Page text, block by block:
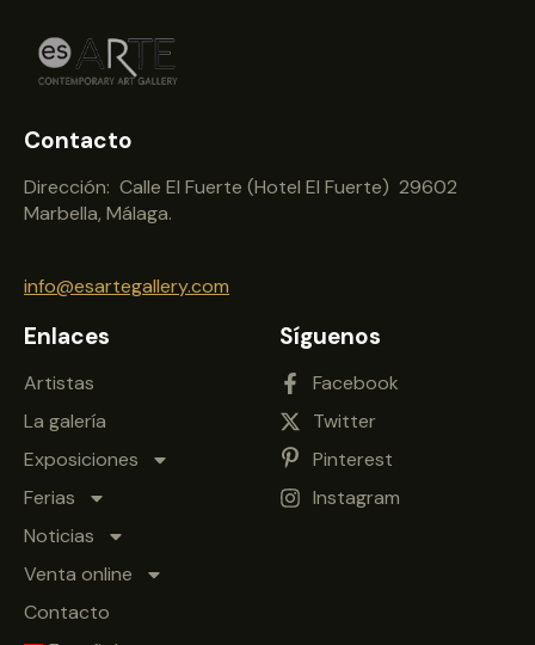
Contacto
Dirección: Calle El Fuerte (Hotel El Fuerte) 29602
Marbella, Málaga.
info@esartegallery.com
Enlaces
Artistas
La galería
Exposiciones
Ferias
Noticias
Venta online
Contacto
Síguenos
Facebook
Twitter
Pinterest
Instagram